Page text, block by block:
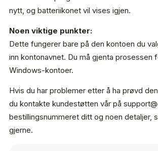
nytt, og batteriikonet vil vises igjen.
Noen viktige punkter:
Dette fungerer bare på den kontoen du
inn kontonavnet. Du må gjenta prosessen
Windows-kontoer.
Hvis du har problemer etter å ha prøvd
du kontakte kundestøtten vår på
bestillingsnummeret ditt og noen detaljer,
gjerne.